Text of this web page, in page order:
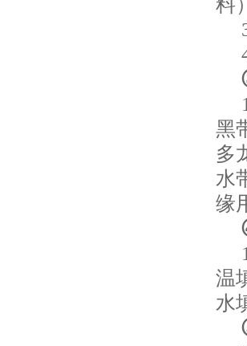
料
黑
多
水
缘
温
水